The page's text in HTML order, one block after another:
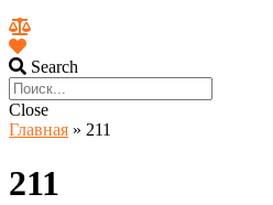
Search
Close
Главная » 211
211